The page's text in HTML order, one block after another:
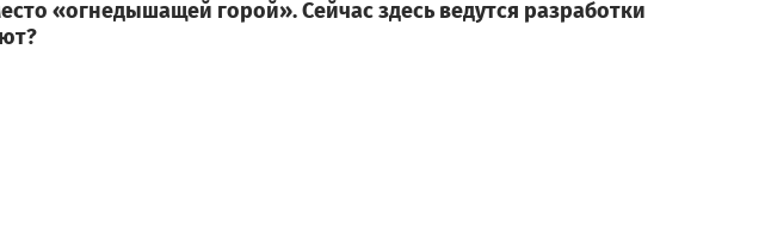
«огнедышащей горой». Сейчас здесь ведутся разработки